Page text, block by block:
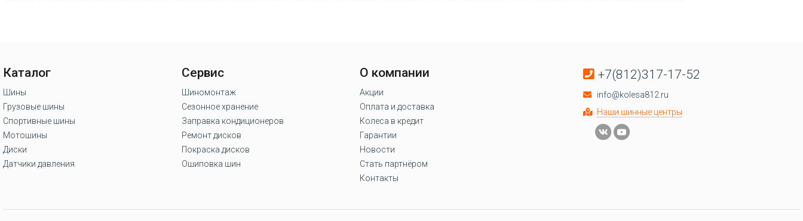
Каталог
Шины
Грузовые шины
Спортивные шины
Мотошины
Диски
Датчики давления
Сервис
Шиномонтаж
Сезонное хранение
Заправка кондиционеров
Ремонт дисков
Покраска дисков
Ошиповка шин
О компании
Акции
Оплата и доставка
Колеса в кредит
Гарантии
Новости
Стать партнёром
Контакты
+7(812)317-17-52
info@kolesa812.ru
Наши шинные центры